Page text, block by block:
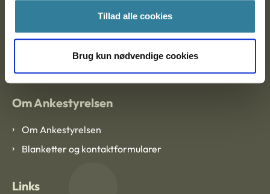
Tillad alle cookies
Brug kun nødvendige cookies
EAN: 57 98 000 35 48 21
CVR: 1007 4002
Om Ankestyrelsen
Om Ankestyrelsen
Blanketter og kontaktformularer
Links